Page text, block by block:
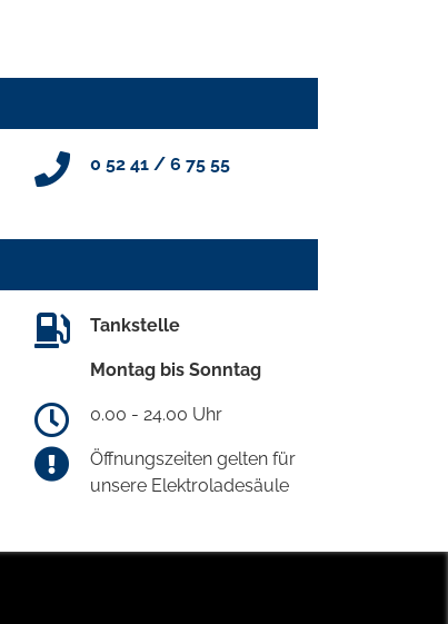
0 52 41 / 6 75 55
Tankstelle
Montag bis Sonntag
0.00 - 24.00 Uhr
Öffnungszeiten gelten für
unsere Elektroladesäule